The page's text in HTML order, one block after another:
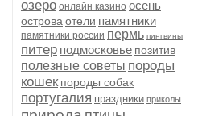
озеро онлайн казино осень
острова отели памятники
памятники россии пермь пингвины
питер подмосковье позитив
полезные советы породы
кошек породы собак
португалия праздники приколы